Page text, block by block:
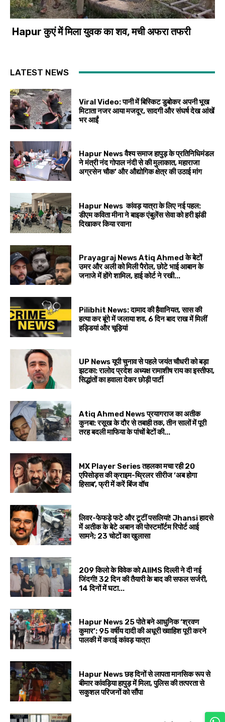
Hapur कुएं में मिला युवक का शव, मची अफरा तफरी
LATEST NEWS
Viral Video: पानी में बिस्किट डुबोकर अपनी भूख
मिटाता नजर आया मजदूर, सादगी और संघर्ष देख आंखें
भर आईं
Hapur News वैश्य समाज हापुड़ के प्रतिनिधिमंडल
ने मंत्री नंद गोपाल नंदी से की मुलाकात, महाराजा
अग्रसेन चौक’ और औद्योगिक क्षेत्र की उठाई मांग
Hapur News कांवड़ यात्रा के लिए नई पहल:
डीएम कविता मीना ने बाइक एंबुलेंस सेवा को हरी झंडी
दिखाकर किया रवाना
Prayagraj News Atiq Ahmed के बेटों
उमर और अली को मिली पैरोल, छोटे भाई आबान के
जनाजे में होंगे शामिल, हाई कोर्ट ने रखी...
Pilibhit News: दामाद की हैवानियत, सास की
हत्या कर बूंगे में जलाया शव, 6 दिन बाद राख में मिलीं
हड्डियां और चूड़ियां
UP News यूपी चुनाव से पहले जयंत चौधरी को बड़ा
झटका: रालोद प्रदेश अध्यक्ष रामाशीष राय का इस्तीफा,
सिद्धांतों का हवाला देकर छोड़ी पार्टी
Atiq Ahmed News प्रयागराज का अतीक
कुनबा: रसूख के दौर से तबाही तक, तीन सालों में पूरी
तरह बदली माफिया के पांचों बेटों की...
MX Player Series तहलका मचा रही 20
एपिसोड्स की क्राइम-थ्रिलर सीरीज ‘अब होगा
हिसाब’, फ्री में करें बिंज वॉच
लिवर-फेफड़े फटे और टूटीं पसलियां! Jhansi हादसे
में अतीक के बेटे अबान की पोस्टमॉर्टम रिपोर्ट आई
सामने; 23 चोटों का खुलासा
209 किलो के विवेक को AIIMS दिल्ली ने दी नई
जिंदगी! 32 दिन की तैयारी के बाद की सफल सर्जरी,
14 दिनों में घटा...
Hapur News 25 पोते बने आधुनिक ‘श्रवण
कुमार’: 95 वर्षीय दादी की अधूरी ख्वाहिश पूरी करने
पालकी में कराई कांवड़ यात्रा
Hapur News छह दिनों से लापता मानसिक रूप से
बीमार कांवड़िया हापुड़ में मिला, पुलिस की तत्परता से
सकुशल परिजनों को सौंपा